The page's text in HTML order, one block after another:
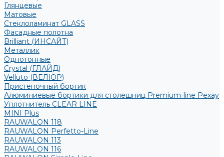
Глянцевые
Матовые
Стеклоламинат GLASS
Фасадные полотна
Brilliant (ИНСАЙТ)
Металлик
Однотонные
Crystal (ГЛАЙД)
Velluto (ВЕЛЮР)
Пристеночный бортик
Алюминиевые бортики для столешниц Premium‑line Рехау
Уплотнитель CLEAR LINE
MINI Plus
RAUWALON 118
RAUWALON Perfetto-Line
RAUWALON 113
RAUWALON 116